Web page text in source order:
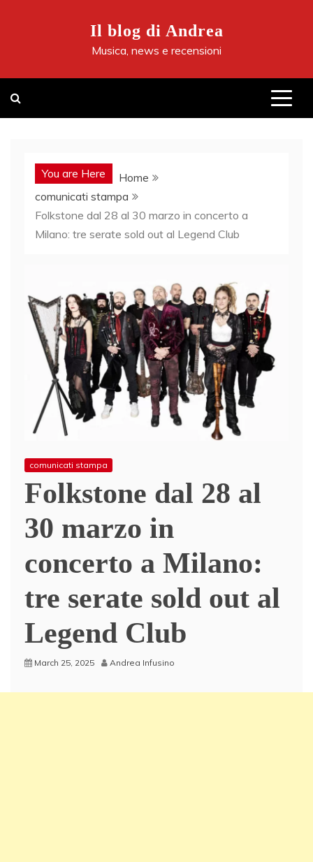
Il blog di Andrea
Musica, news e recensioni
You are Here
Home
comunicati stampa
Folkstone dal 28 al 30 marzo in concerto a
Milano: tre serate sold out al Legend Club
comunicati stampa
Folkstone dal 28 al
30 marzo in
concerto a Milano:
tre serate sold out al
Legend Club
March 25, 2025 Andrea Infusino